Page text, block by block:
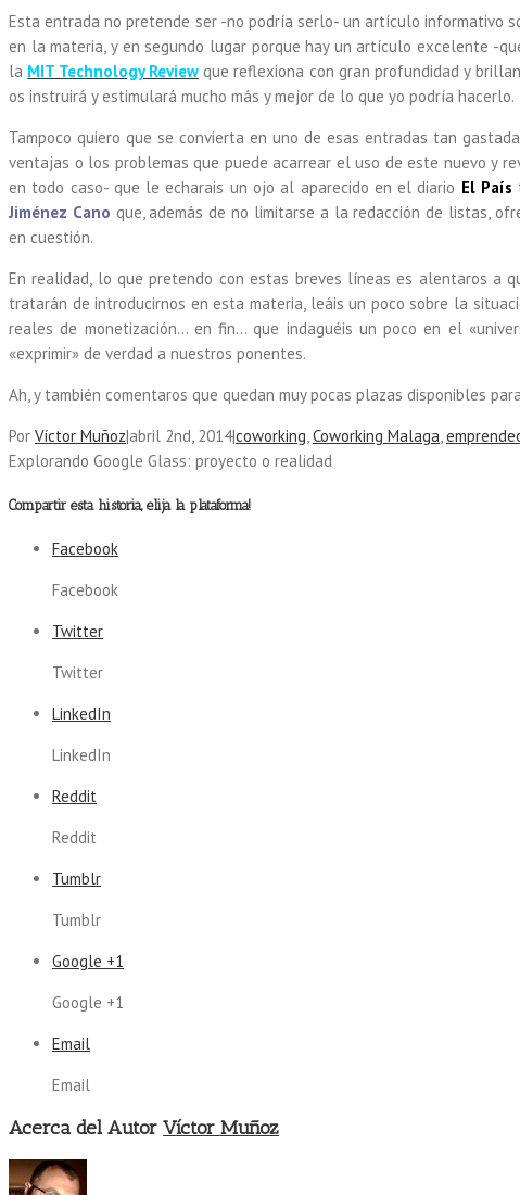
Esta entrada no pretende ser -no podría serlo- un artículo informativo
en la materia, y en segundo lugar porque hay un artículo excelente -
la MIT Technology Reviewque reflexiona con gran profundidad y
os instruirá y estimulará mucho más y mejor de lo que yo podría hacerlo.
Tampoco quiero que se convierta en uno de esas entradas tan
ventajas o los problemas que puede acarrear el uso de este nuevo y
en todo caso- que le echarais un ojo al aparecido en el diario El País
Jiménez Cano que, además de no limitarse a la redacción de listas,
en cuestión.
En realidad, lo que pretendo con estas breves líneas es alentaros a
tratarán de introducirnos en esta materia, leáis un poco sobre la
reales de monetización… en fin… que indaguéis un poco en el
«exprimir» de verdad a nuestros ponentes.
Ah, y también comentaros que quedan muy pocas plazas disponibles
Por Víctor Muñoz|abril 2nd, 2014|coworking,Coworking Malaga,
Explorando Google Glass: proyecto o realidad
Compartir esta historia, elija la plataforma!
Facebook
Facebook
Twitter
Twitter
LinkedIn
LinkedIn
Reddit
Reddit
Tumblr
Tumblr
Google +1
Google +1
Email
Email
Acerca del Autor Víctor Muñoz